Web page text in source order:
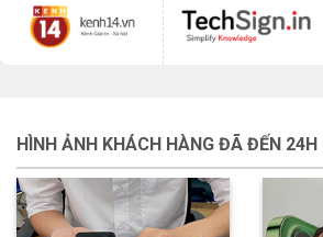
HÌNH ẢNH KHÁCH HÀNG ĐÃ ĐẾN 24H